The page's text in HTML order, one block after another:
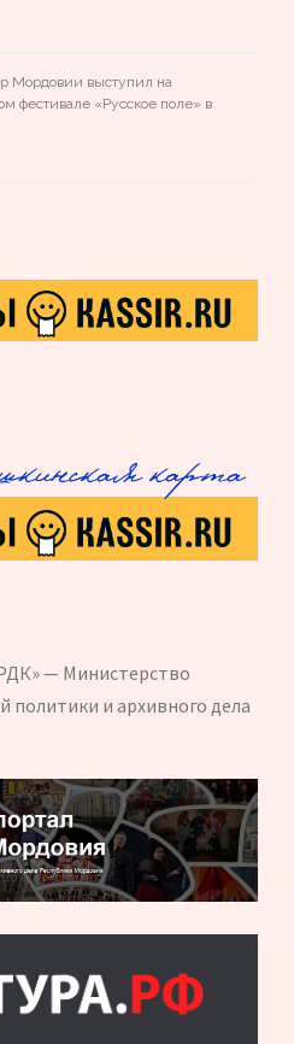
Мордовии выступил на
фестивале «Русское поле» в
— Министерство
политики и архивного дела